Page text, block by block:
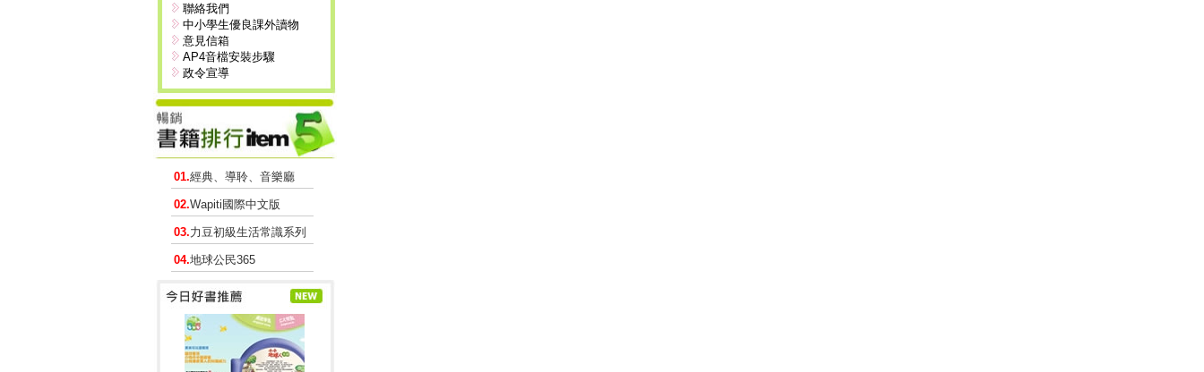
聯絡我們
中小學生優良課外讀物
意見信箱
AP4音檔安裝步驟
政令宣導
01.經典、導聆、音樂廳
02.Wapiti國際中文版
03.力豆初級生活常識系列
04.地球公民365